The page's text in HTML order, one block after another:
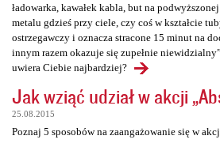
ładowarka, kawałek kabla, but na
metalu gdzieś przy ciele, czy coś w kształcie
ostrzegawczy i oznacza stracone 15 minut na
innym razem okazuje się zupełnie
uwiera Ciebie najbardziej?
Jak wziąć udział w akcji
25.08.2015
Poznaj 5 sposobów na zaangażowanie się w